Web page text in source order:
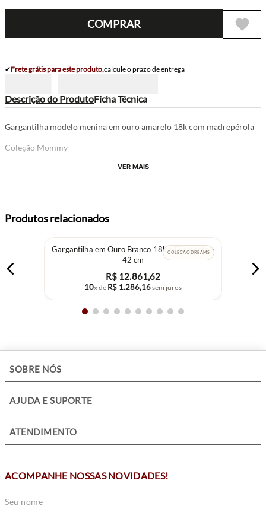
COMPRAR
✔Frete grátis para este produto,calcule o prazo de entrega
Descrição do ProdutoFicha Técnica
Gargantilha modelo menina em ouro amarelo 18k com madrepérola
Coleção Mommy
VER MAIS
Produtos relacionados
COLEÇÃO DREAMS
Gargantilha em Ouro Branco 18k e Diamante -
42 cm
R$ 12.861,62
10x de R$ 1.286,16sem juros
SOBRE NÓS
AJUDA E SUPORTE
ATENDIMENTO
ACOMPANHE NOSSAS NOVIDADES!